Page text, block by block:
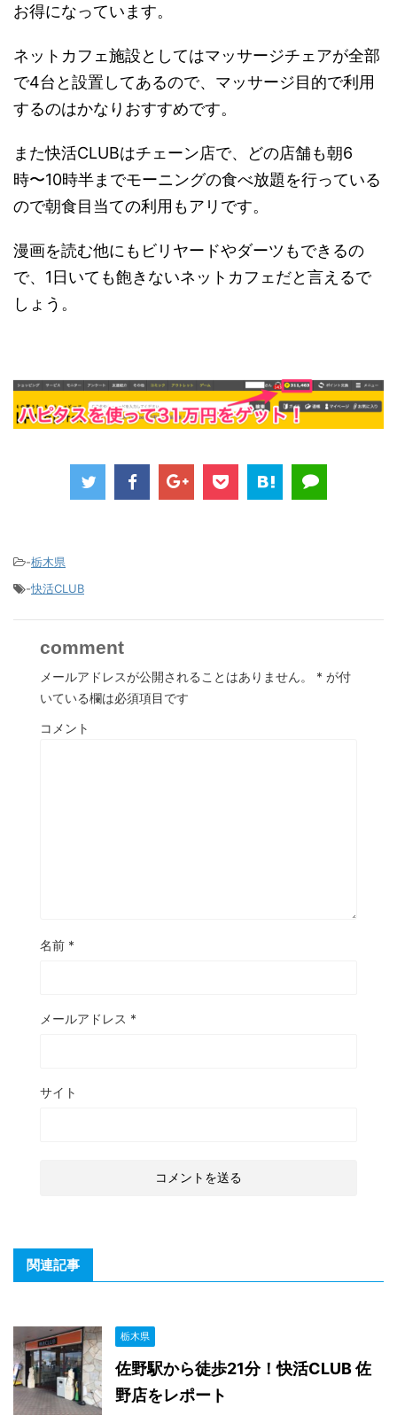
お得になっています。
ネットカフェ施設としてはマッサージチェアが全部
で4台と設置してあるので、マッサージ目的で利用
するのはかなりおすすめです。
また快活CLUBはチェーン店で、どの店舗も朝6
時〜10時半までモーニングの食べ放題を行っている
ので朝食目当ての利用もアリです。
漫画を読む他にもビリヤードやダーツもできるの
で、1日いても飽きないネットカフェだと言えるで
しょう。
-栃木県
-快活CLUB
comment
メールアドレスが公開されることはありません。 * が付
いている欄は必須項目です
コメント
名前 *
メールアドレス *
サイト
関連記事
栃木県
佐野駅から徒歩21分！快活CLUB 佐
野店をレポート